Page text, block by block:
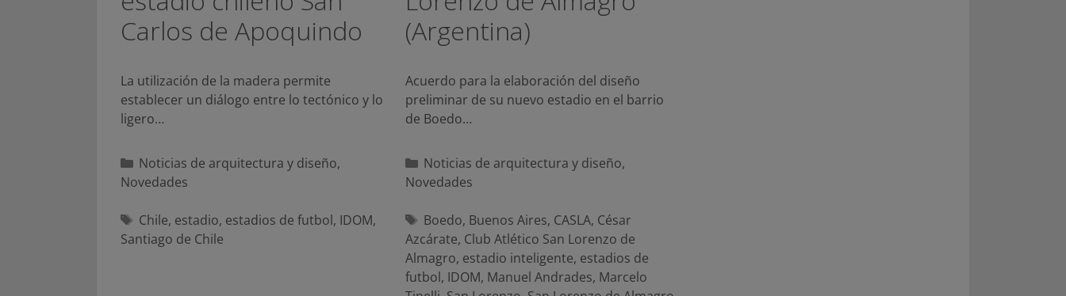
Carlos de Apoquindo
La utilización de la madera permite
establecer un diálogo entre lo tectónico y lo
ligero…
Categorías
Noticias de arquitectura y diseño,
Novedades
Etiquetas
Chile, estadio, estadios de futbol, IDOM,
Santiago de Chile
(Argentina)
Acuerdo para la elaboración del diseño
preliminar de su nuevo estadio en el barrio
de Boedo…
Categorías
Noticias de arquitectura y diseño,
Novedades
Etiquetas
Boedo, Buenos Aires, CASLA, César
Azcárate, Club Atlético San Lorenzo de
Almagro, estadio inteligente, estadios de
futbol, IDOM, Manuel Andrades, Marcelo